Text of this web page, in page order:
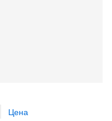
Цена